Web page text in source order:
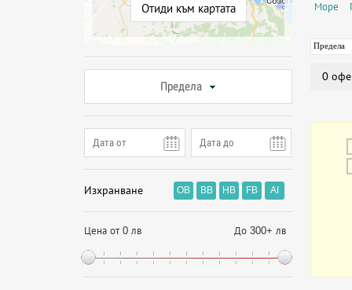
Отиди към картата
Пределa
Изхранване OB BB HB FB AI
Цена от 0 лв До 300+ лв
Море
Пределa
0